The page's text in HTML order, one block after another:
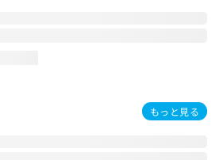
もっと見る